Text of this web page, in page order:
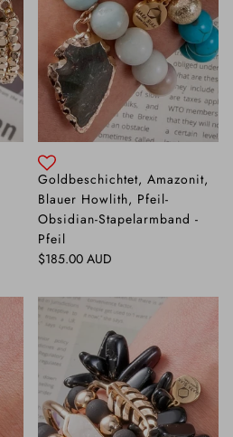
Goldbeschichtet, Amazonit,
Blauer Howlith, Pfeil-
Obsidian-Stapelarmband -
Pfeil
Normaler Preis
$185.00 AUD